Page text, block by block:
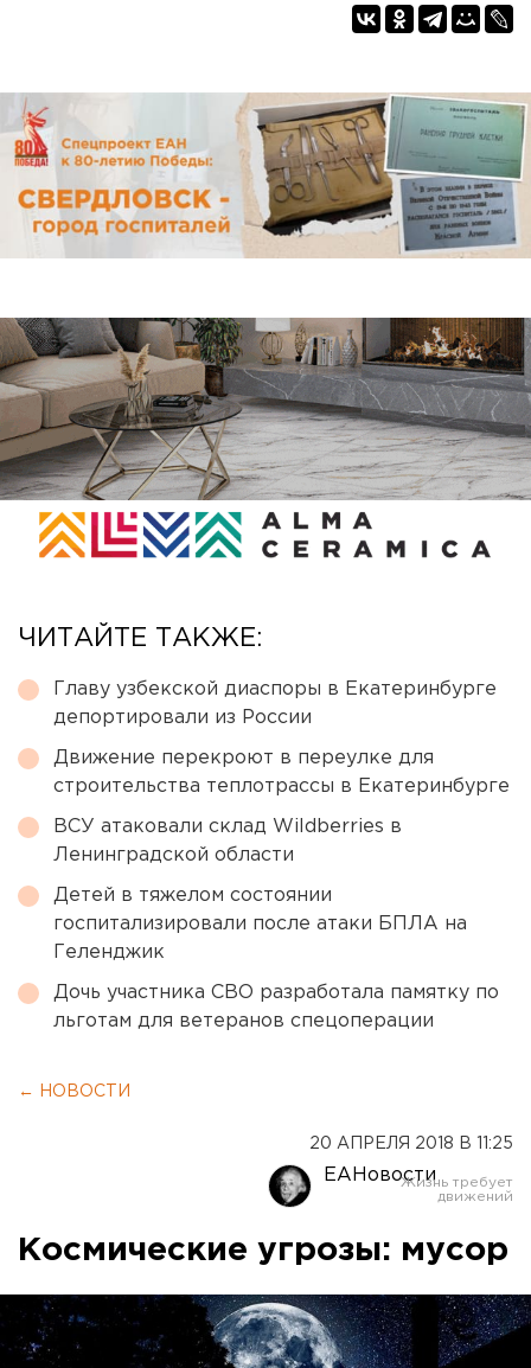
ЧИТАЙТЕ ТАКЖЕ:
Главу узбекской диаспоры в Екатеринбурге
депортировали из России
Движение перекроют в переулке для
строительства теплотрассы в Екатеринбурге
ВСУ атаковали склад Wildberries в
Ленинградской области
Детей в тяжелом состоянии
госпитализировали после атаки БПЛА на
Геленджик
Дочь участника СВО разработала памятку по
льготам для ветеранов спецоперации
← НОВОСТИ
20 АПРЕЛЯ 2018 В 11:25
ЕАНовости
Космические угрозы: мусор